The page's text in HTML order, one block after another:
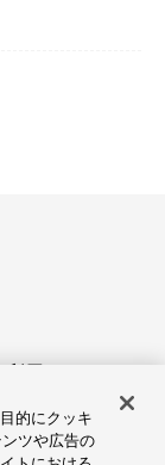
的にクッキ
ツや広告の